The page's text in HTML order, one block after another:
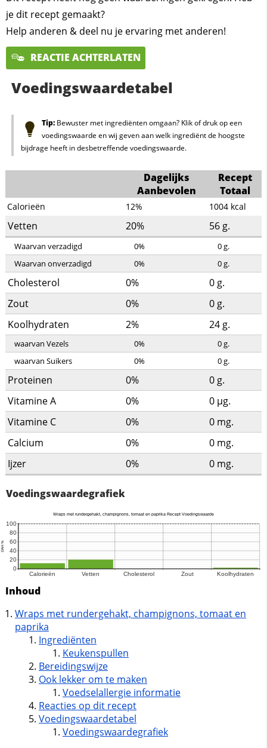
je dit recept gemaakt?
Help anderen & deel nu je ervaring met anderen!
REACTIE ACHTERLATEN
Voedingswaardetabel
Tip:Bewuster met ingrediënten omgaan? Klik of druk op een
voedingswaarde en wij geven aan welk ingrediënt de hoogste
bijdrage heeft in desbetreffende voedingswaarde.
Dagelijks
Aanbevolen
Recept
Totaal
Calorieën 12% 1004 kcal
Vetten 20% 56 g.
Waarvan verzadigd 0% 0g.
Waarvan onverzadigd
0% 0g.
Cholesterol 0% 0 g.
Zout
0% 0 g.
Koolhydraten
2% 24 g.
waarvan Vezels 0% 0g.
waarvan Suikers
0% 0g.
Proteinen 0% 0 g.
Vitamine A
0% 0 µg.
Vitamine C
0% 0 mg.
Calcium
0% 0 mg.
Ijzer
0% 0 mg.
Voedingswaardegrafiek
Inhoud
Wraps met rundergehakt, champignons, tomaat en
paprika
Ingrediënten
Keukenspullen
Bereidingswijze
Ook lekker om te maken
Voedselallergie informatie
Reacties op dit recept
Voedingswaardetabel
Voedingswaardegrafiek